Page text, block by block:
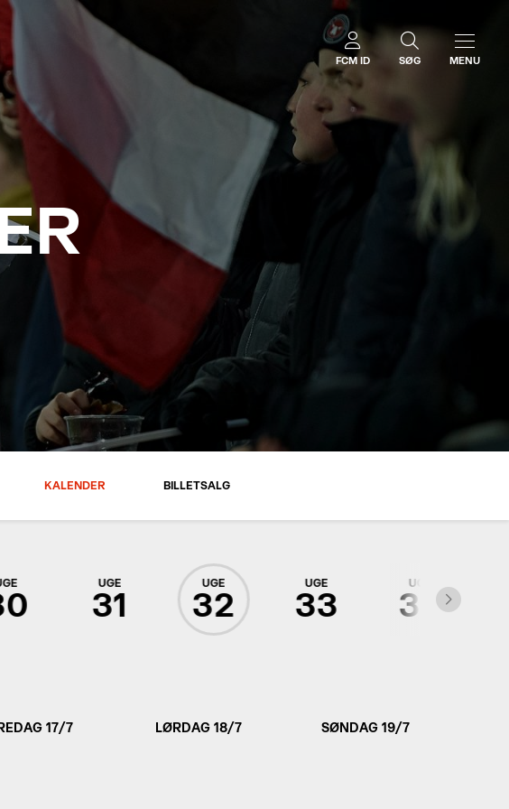
FCM ID SØG MENU
KALENDER BILLETSALG
UGE
31
UGE
32
UGE
33
UGE
34
17/7 LØRDAG 18/7 SØNDAG 19/7